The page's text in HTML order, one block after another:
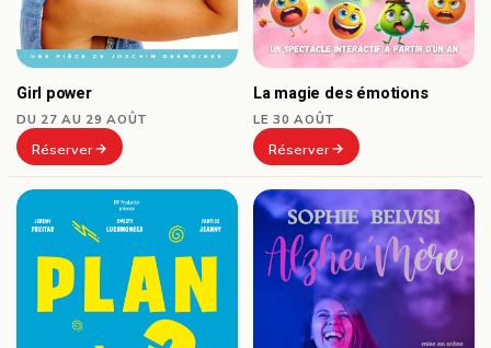
Girl power
DU 27 AU 29 AOÛT
Réserver
La magie des émotions
LE 30 AOÛT
Réserver